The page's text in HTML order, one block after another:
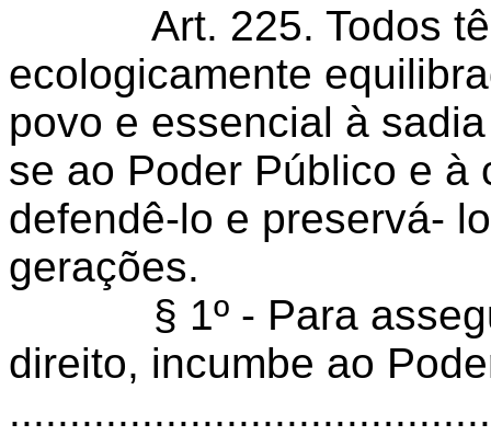
Art. 225. Todos têm
ecologicamente
povo e essencial à
se ao Poder Público e à
defendê-lo e preservá-
gerações.
§ 1º - Para
direito, incumbe ao